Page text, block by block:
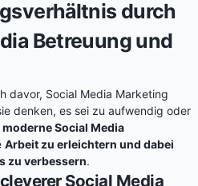
durch
Betreuung und
davor, Social Media Marketing
denken, es sei zu aufwendig oder
moderne Social Media
Arbeit zu erleichtern und dabei
zu verbessern.
Social Media